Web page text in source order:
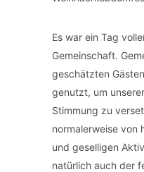
Es war ein Tag
Gemeinschaft.
geschätzten
genutzt, um
Stimmung zu
normalerweise von
und geselligen
natürlich auch der